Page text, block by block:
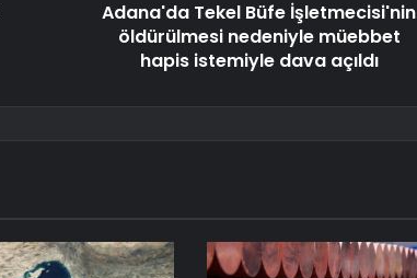
Adana'da Tekel Büfe İşletmecisi'nin
öldürülmesi nedeniyle müebbet
hapis istemiyle dava açıldı